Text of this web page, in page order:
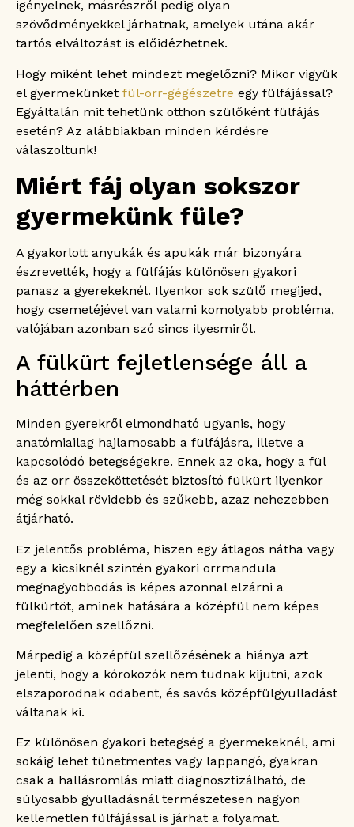
Milyen tünetek kísérik a fülfájást?
Gyakran csak szédülés és halláscsökkenés
tapasztalható
esetén?
Ha a gyermek 2 évnél fiatalabb
Ha a gyermek 2 évnél idősebb
Mit tehetünk otthon, ha gyermekünknek fáj a
füle?
Tartsuk melegen a fület
Nátha esetén tartsuk tisztán az
orrjáratokat
Hogyan vizsgálja meg az orvos a gyermeket
fülfájás esetén?
Mikor szükséges antibiotikum, ha fáj a gyerek
Megelőzhető a gyerekkori fülfájás?
Mi a gyermekkori fülfájás leggyakoribb
oka?
Miért gyakoribb a fülfájás a kisebb
Hogyan ismerjük fel a csecsemőkori
fülfájást?
Gyermekkori fülfájás láz nélkül?
Lehetséges ez?
Milyen gyorsan tud kialakulni a fülfájdalmat
a gyermekek?
Miért jár gyakran halláscsökkenéssel a
gyermekkori fülfájás?
Hogyan függ össze a fülkürt a fülfájással?
Milyen gyakran szükséges kontrollvizsgálat
fülfájás esetén?
igényelnek, másrészről pedig olyan
szövődményekkel járhatnak, amelyek utána akár
tartós elváltozást is előidézhetnek.
Hogy miként lehet mindezt megelőzni? Mikor vigyük
el gyermekünket fül-orr-gégészetre egy fülfájással?
Egyáltalán mit tehetünk otthon szülőként fülfájás
esetén? Az alábbiakban minden kérdésre
válaszoltunk!
Miért fáj olyan sokszor
gyermekünk füle?
A gyakorlott anyukák és apukák már bizonyára
észrevették, hogy a fülfájás különösen gyakori
panasz a gyerekeknél. Ilyenkor sok szülő megijed,
hogy csemetéjével van valami komolyabb probléma,
valójában azonban szó sincs ilyesmiről.
A fülkürt fejletlensége áll a
háttérben
Minden gyerekről elmondható ugyanis, hogy
anatómiailag hajlamosabb a fülfájásra, illetve a
kapcsolódó betegségekre. Ennek az oka, hogy a fül
és az orr összeköttetését biztosító fülkürt ilyenkor
még sokkal rövidebb és szűkebb, azaz nehezebben
átjárható.
Ez jelentős probléma, hiszen egy átlagos nátha vagy
egy a kicsiknél szintén gyakori orrmandula
megnagyobbodás is képes azonnal elzárni a
fülkürtöt, aminek hatására a középfül nem képes
megfelelően szellőzni.
Márpedig a középfül szellőzésének a hiánya azt
jelenti, hogy a kórokozók nem tudnak kijutni, azok
elszaporodnak odabent, és savós középfülgyulladást
váltanak ki.
Ez különösen gyakori betegség a gyermekeknél, ami
sokáig lehet tünetmentes vagy lappangó, gyakran
csak a hallásromlás miatt diagnosztizálható, de
súlyosabb gyulladásnál természetesen nagyon
kellemetlen fülfájással is járhat a folyamat.